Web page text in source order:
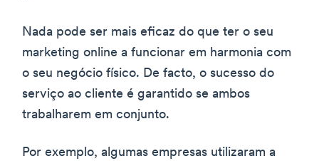
Nada pode ser mais eficaz do que ter o seu
marketing online a funcionar em harmonia com
o seu negócio físico. De facto, o sucesso do
serviço ao cliente é garantido se ambos
trabalharem em conjunto.
Por exemplo, algumas empresas utilizaram a